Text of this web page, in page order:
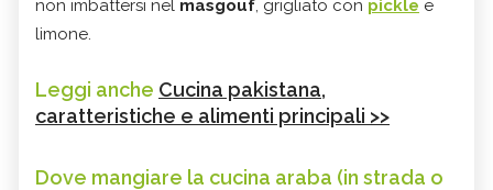
non imbattersi nel masgouf, grigliato con pickle e
limone.
Leggi anche Cucina pakistana,
caratteristiche e alimenti principali >>
Dove mangiare la cucina araba (in strada o